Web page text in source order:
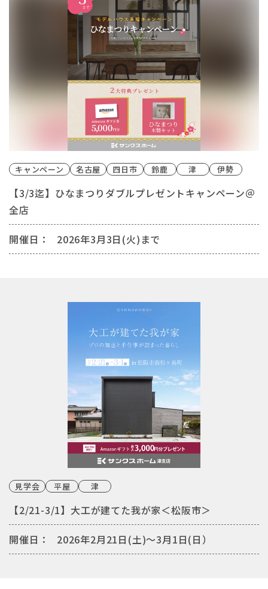
キャンペーン 名古屋 四日市 鈴鹿 津 伊勢
【3/3迄】ひなまつりダブルプレゼントキャンペーン＠
全店
開催日： 2026年3月3日(火)まで
見学会 平屋 津
【2/21-3/1】大工が建てた我が家＜松阪市＞
開催日： 2026年2月21日(土)〜3月1日(日）